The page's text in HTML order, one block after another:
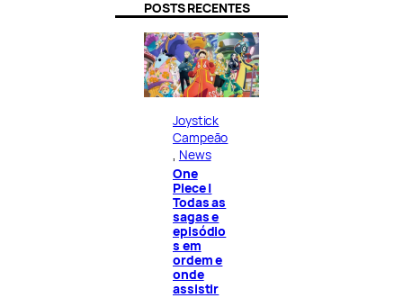
POSTS RECENTES
Joystick
Campeão
News
One
Piece |
Todas as
sagas e
episódio
s em
ordem e
onde
assistir